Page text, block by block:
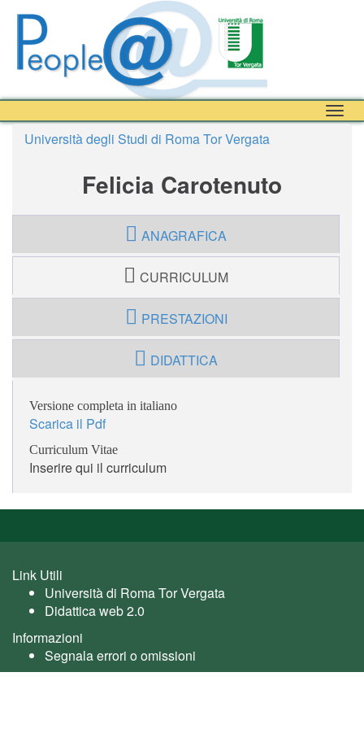
Università degli Studi di Roma Tor Vergata
Felicia Carotenuto
ANAGRAFICA
CURRICULUM
PRESTAZIONI
DIDATTICA
Versione completa in italiano
Scarica il Pdf
Curriculum Vitae
Inserire qui il curriculum
Link Utili
Università di Roma Tor Vergata
Didattica web 2.0
Informazioni
Segnala errori o omissioni